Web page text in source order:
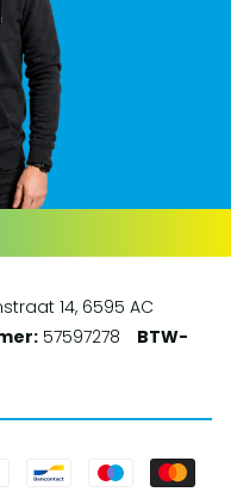
14, 6595 AC
57597278
BTW-